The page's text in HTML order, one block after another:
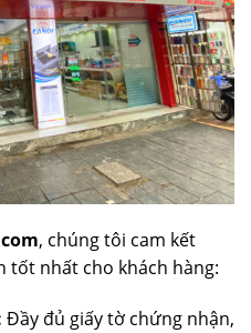
, chúng tôi cam kết
tốt nhất cho khách hàng:
Đầy đủ giấy tờ chứng nhận,